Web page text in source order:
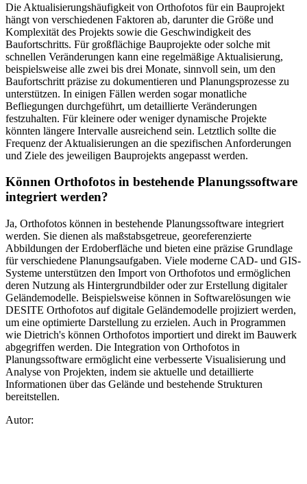
Die Aktualisierungshäufigkeit von Orthofotos für ein Bauprojekt
hängt von verschiedenen Faktoren ab, darunter die Größe und
Komplexität des Projekts sowie die Geschwindigkeit des
Baufortschritts. Für großflächige Bauprojekte oder solche mit
schnellen Veränderungen kann eine regelmäßige Aktualisierung,
beispielsweise alle zwei bis drei Monate, sinnvoll sein, um den
Baufortschritt präzise zu dokumentieren und Planungsprozesse zu
unterstützen. In einigen Fällen werden sogar monatliche
Befliegungen durchgeführt, um detaillierte Veränderungen
festzuhalten. Für kleinere oder weniger dynamische Projekte
könnten längere Intervalle ausreichend sein. Letztlich sollte die
Frequenz der Aktualisierungen an die spezifischen Anforderungen
und Ziele des jeweiligen Bauprojekts angepasst werden.
Können Orthofotos in bestehende Planungssoftware
integriert werden?
Ja, Orthofotos können in bestehende Planungssoftware integriert
werden. Sie dienen als maßstabsgetreue, georeferenzierte
Abbildungen der Erdoberfläche und bieten eine präzise Grundlage
für verschiedene Planungsaufgaben. Viele moderne CAD- und GIS-
Systeme unterstützen den Import von Orthofotos und ermöglichen
deren Nutzung als Hintergrundbilder oder zur Erstellung digitaler
Geländemodelle. Beispielsweise können in Softwarelösungen wie
DESITE Orthofotos auf digitale Geländemodelle projiziert werden,
um eine optimierte Darstellung zu erzielen. Auch in Programmen
wie Dietrich's können Orthofotos importiert und direkt im Bauwerk
abgegriffen werden. Die Integration von Orthofotos in
Planungssoftware ermöglicht eine verbesserte Visualisierung und
Analyse von Projekten, indem sie aktuelle und detaillierte
Informationen über das Gelände und bestehende Strukturen
bereitstellen.
Autor: